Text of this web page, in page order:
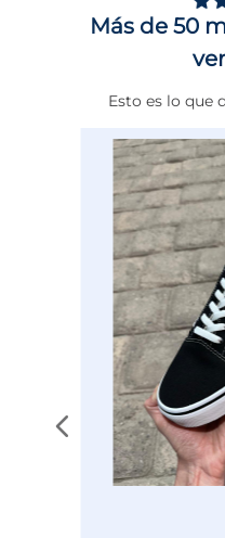
GéneroMás de 50
Esto es lo que